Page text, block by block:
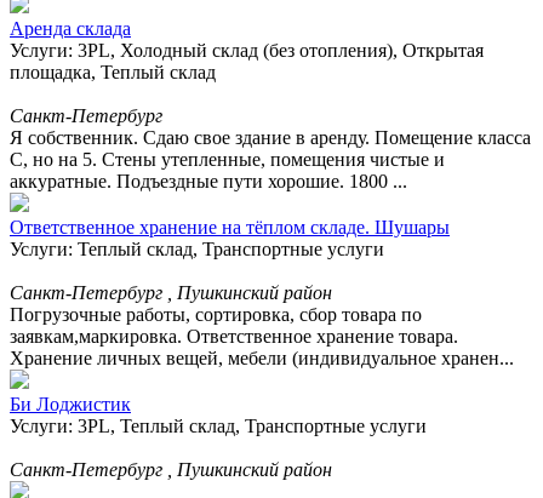
Аренда склада
Услуги: 3PL, Холодный склад (без отопления), Открытая
площадка, Теплый склад
Санкт-Петербург
Я собственник. Сдаю свое здание в аренду. Помещение класса
С, но на 5. Стены утепленные, помещения чистые и
аккуратные. Подъездные пути хорошие. 1800 ...
Ответственное хранение на тёплом складе. Шушары
Услуги: Теплый склад, Транспортные услуги
Санкт-Петербург , Пушкинский район
Погрузочные работы, сортировка, сбор товара по
заявкам,маркировка. Ответственное хранение товара.
Хранение личных вещей, мебели (индивидуальное хранен...
Би Лоджистик
Услуги: 3PL, Теплый склад, Транспортные услуги
Санкт-Петербург , Пушкинский район